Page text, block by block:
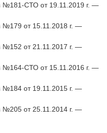
№181-СТО от 19.11.2019 г. —
№179 от 15.11.2018 г. —
№152 от 21.11.2017 г. —
№164-СТО от 15.11.2016 г. —
№184 от 19.11.2015 г. —
№205 от 25.11.2014 г. —